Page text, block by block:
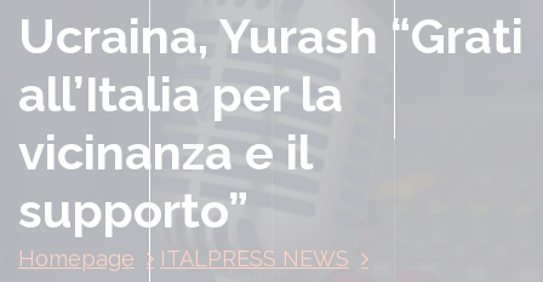
Ucraina, Yurash “Grati
all’Italia per la
vicinanza e il
supporto”
Homepage
ITALPRESS NEWS